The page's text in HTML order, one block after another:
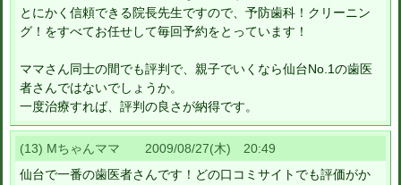
とにかく信頼できる院長先生ですので、予防歯科！クリーニン
グ！をすべてお任せして毎回予約をとっています！
ママさん同士の間でも評判で、親子でいくなら仙台No.1の歯医
者さんではないでしょうか。
一度治療すれば、評判の良さが納得です。
(13) Mちゃんママ 2009/08/27(木) 20:49
仙台で一番の歯医者さんです！どの口コミサイトでも評価がか